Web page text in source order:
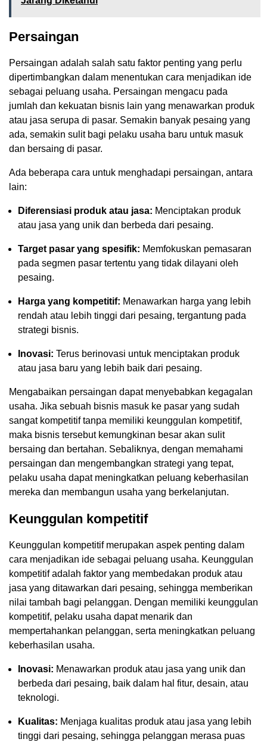
Persaingan
Persaingan adalah salah satu faktor penting yang perlu
dipertimbangkan dalam menentukan cara menjadikan ide
sebagai peluang usaha. Persaingan mengacu pada
jumlah dan kekuatan bisnis lain yang menawarkan produk
atau jasa serupa di pasar. Semakin banyak pesaing yang
ada, semakin sulit bagi pelaku usaha baru untuk masuk
dan bersaing di pasar.
Ada beberapa cara untuk menghadapi persaingan, antara
lain:
Diferensiasi produk atau jasa: Menciptakan produk
atau jasa yang unik dan berbeda dari pesaing.
Target pasar yang spesifik: Memfokuskan pemasaran
pada segmen pasar tertentu yang tidak dilayani oleh
pesaing.
Harga yang kompetitif: Menawarkan harga yang lebih
rendah atau lebih tinggi dari pesaing, tergantung pada
strategi bisnis.
Inovasi: Terus berinovasi untuk menciptakan produk
atau jasa baru yang lebih baik dari pesaing.
Mengabaikan persaingan dapat menyebabkan kegagalan
usaha. Jika sebuah bisnis masuk ke pasar yang sudah
sangat kompetitif tanpa memiliki keunggulan kompetitif,
maka bisnis tersebut kemungkinan besar akan sulit
bersaing dan bertahan. Sebaliknya, dengan memahami
persaingan dan mengembangkan strategi yang tepat,
pelaku usaha dapat meningkatkan peluang keberhasilan
mereka dan membangun usaha yang berkelanjutan.
Keunggulan kompetitif
Keunggulan kompetitif merupakan aspek penting dalam
cara menjadikan ide sebagai peluang usaha. Keunggulan
kompetitif adalah faktor yang membedakan produk atau
jasa yang ditawarkan dari pesaing, sehingga memberikan
nilai tambah bagi pelanggan. Dengan memiliki keunggulan
kompetitif, pelaku usaha dapat menarik dan
mempertahankan pelanggan, serta meningkatkan peluang
keberhasilan usaha.
Inovasi: Menawarkan produk atau jasa yang unik dan
berbeda dari pesaing, baik dalam hal fitur, desain, atau
teknologi.
Kualitas: Menjaga kualitas produk atau jasa yang lebih
tinggi dari pesaing, sehingga pelanggan merasa puas